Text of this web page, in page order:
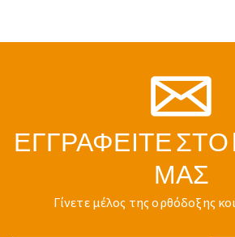
ΕΓΓΡΑΦΕΊΤΕ ΣΤΟ
ΜΑΣ
Γίνετε μέλος της ορθόδοξης